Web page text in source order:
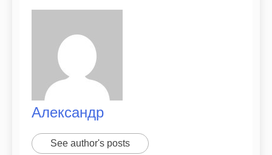
Александр
See author's posts